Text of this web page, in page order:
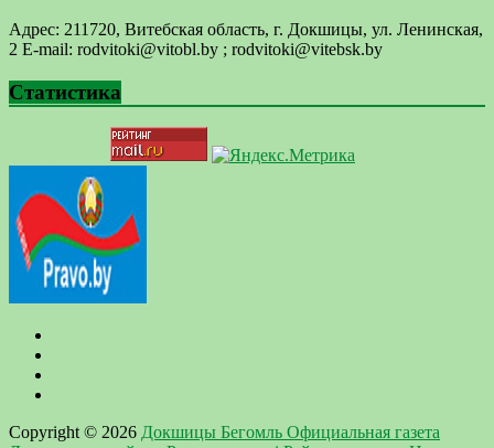
Адрес: 211720, Витебская область, г. Докшицы, ул. Ленинская,
2 E-mail: ​rodvitoki@​​vitobl​.by ; rodvitoki@vitebsk.by
Статистика
Copyright © 2026 Докшицы Бегомль Официальная газета